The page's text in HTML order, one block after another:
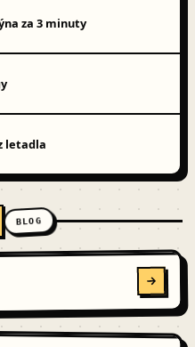
za 3 minuty
letadla
BLOG